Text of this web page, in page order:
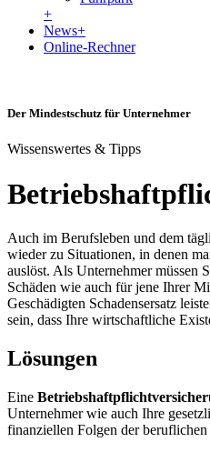
+
News+
Online-Rechner
Der Mindestschutz für Unternehmer
Wissenswertes & Tipps
Auch im Berufsleben und dem
wieder zu Situationen, in denen
auslöst. Als Unternehmer müssen
Schäden wie auch für jene Ihrer
Geschädigten Schadensersatz
sein, dass Ihre wirtschaftliche
Lösungen
Eine
Unternehmer wie auch Ihre
finanziellen Folgen der